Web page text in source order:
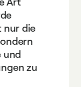
nur die
und
zu